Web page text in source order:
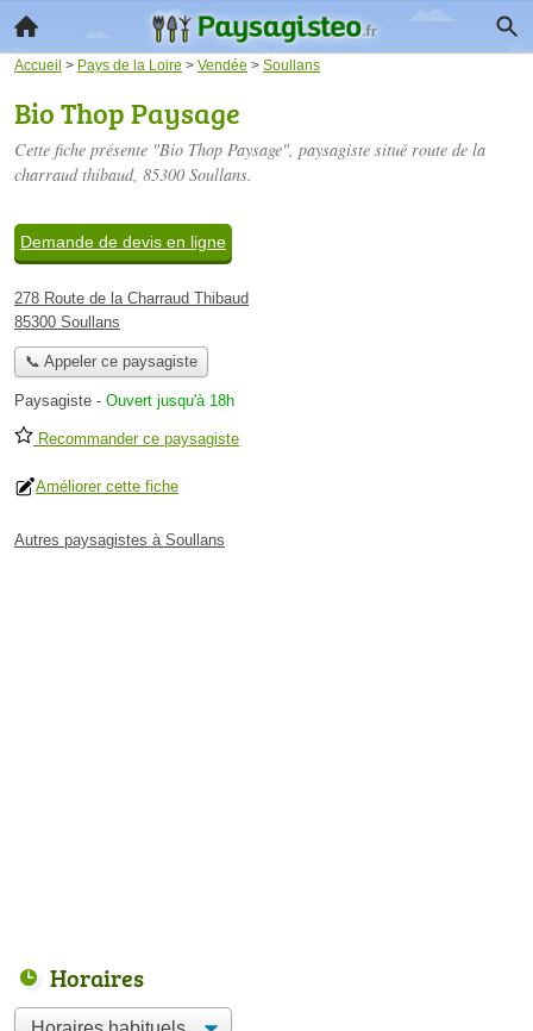
Accueil > Pays de la Loire > Vendée > Soullans
Bio Thop Paysage
Cette fiche présente "Bio Thop Paysage", paysagiste situé route de la
charraud thibaud, 85300 Soullans.
Demande de devis en ligne
278 Route de la Charraud Thibaud
85300 Soullans
📞 Appeler ce paysagiste
Paysagiste - Ouvert jusqu'à 18h
Recommander ce paysagiste
Améliorer cette fiche
Autres paysagistes à Soullans
Horaires